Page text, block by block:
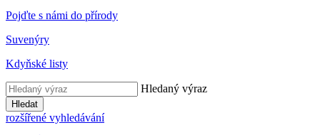
Pojďte s námi do přírody
Suvenýry
Kdyňské listy
Hledaný výraz
Hledat
rozšířené vyhledávání